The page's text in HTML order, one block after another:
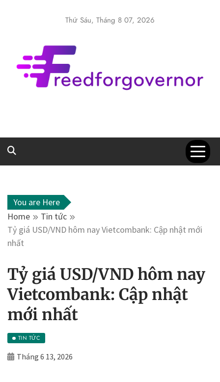
Thứ Sáu, Tháng 8 07, 2026
You are Here
Home
Tin tức
Tỷ giá USD/VND hôm nay Vietcombank: Cập nhật mới
nhất
Tỷ giá USD/VND hôm nay
Vietcombank: Cập nhật
mới nhất
TIN TỨC
Tháng 6 13, 2026